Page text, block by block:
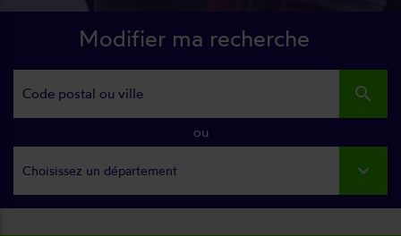
Modifier ma recherche
search
ou
Choisissez un département